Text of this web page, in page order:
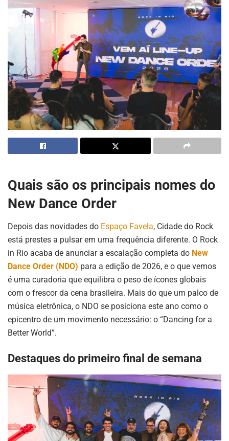
Quais são os principais nomes do
New Dance Order
Depois das novidades do Espaço Favela, Cidade do Rock
está prestes a pulsar em uma frequência diferente. O Rock
in Rio acaba de anunciar a escalação completa do New
Dance Order (NDO) para a edição de 2026, e o que vemos
é uma curadoria que equilibra o peso de ícones globais
com o frescor da cena brasileira. Mais do que um palco de
música eletrônica, o NDO se posiciona este ano como o
epicentro de um movimento necessário: o “Dancing for a
Better World”.
Destaques do primeiro final de semana